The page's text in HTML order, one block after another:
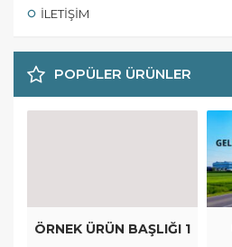
İLETIŞIM
POPÜLER ÜRÜNLER
ÖRNEK ÜRÜN BAŞLIĞI 1